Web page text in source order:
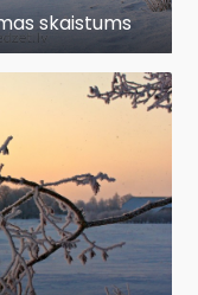
skaistums